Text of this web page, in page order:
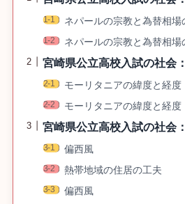
ネパールの宗教と為替相場
ネパールの宗教と為替相場
宮崎県公立高校入試の社会
モーリタニアの緯度と経度
モーリタニアの緯度と経度
宮崎県公立高校入試の社会
偏西風
熱帯地域の住居の工夫
偏西風